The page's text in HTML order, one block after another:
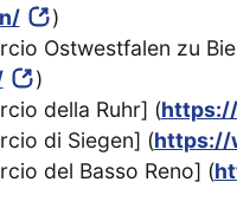
)
Ostwestfalen zu
)
della Ruhr] (
di Siegen] (https://
del Basso Reno] (